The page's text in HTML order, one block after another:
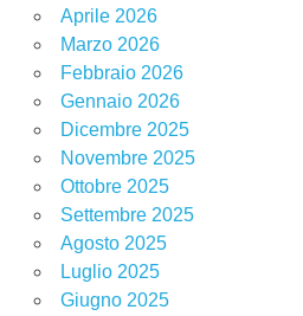
Aprile 2026
Marzo 2026
Febbraio 2026
Gennaio 2026
Dicembre 2025
Novembre 2025
Ottobre 2025
Settembre 2025
Agosto 2025
Luglio 2025
Giugno 2025